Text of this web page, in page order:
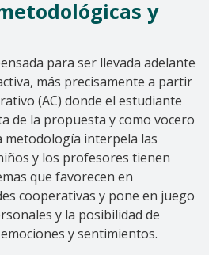
y
para ser llevada adelante
más precisamente a partir
(AC) donde el estudiante
de la propuesta y como vocero
metodología interpela las
y los profesores tienen
que favorecen en
cooperativas y pone en juego
y la posibilidad de
y sentimientos.